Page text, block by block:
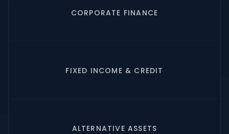
CORPORATE FINANCE
FIXED INCOME & CREDIT
ALTERNATIVE ASSETS